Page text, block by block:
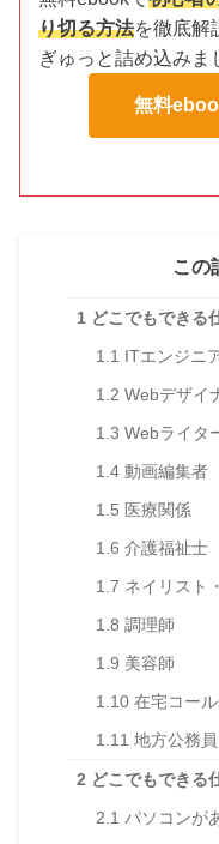
り切る方法を徹底解
ぎゅっと詰め込みま
無料
この
1 どこでもできる
1.1 ITエンジニ
1.2 Webデザイ
1.3 Webライタ
1.4 動画編集者
1.5 医療関係
1.6 介護福祉士
1.7 ネイリスト
1.8 調理師
1.9 美容師
1.10 在宅コー
1.11 地方公務員
2 どこでもできる
2.1 パソコンが